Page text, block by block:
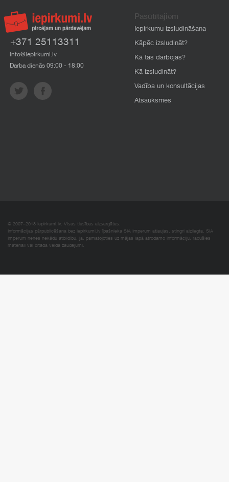
+371 25113311
info@iepirkumi.lv
Darba dienās 09:00 - 18:00
Pasūtītājiem
Iepirkumu izsludināšana
Kāpēc izsludināt?
Kā tas darbojas?
Kā izsludināt?
Vadība un konsultācijas
Atsauksmes
© 2007–2018 Iepirkumi.lv. Visas tiesības aizsargātas.
Informācijas pārpublicēšana bez iepirkumi.lv īpašnieka SIA Imperum atļaujas, stingri aizliegta. SIA
Imperum nenes nekādu atbildību, ja, pamatojoties uz mājas lapā atrodamo informāciju, radušies
materiāli vai citāda veida zaudējumi.